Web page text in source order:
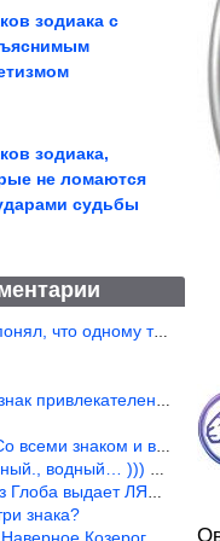
зодиака с
зодиака,
не ломаются
судьбы
одному то и жить легче.
И среди Весов, Близнецов встреч
и все одиноки и Я )))
))) выбери сам трех из 9 )))
А корректоры, редакторы пропус
знака?